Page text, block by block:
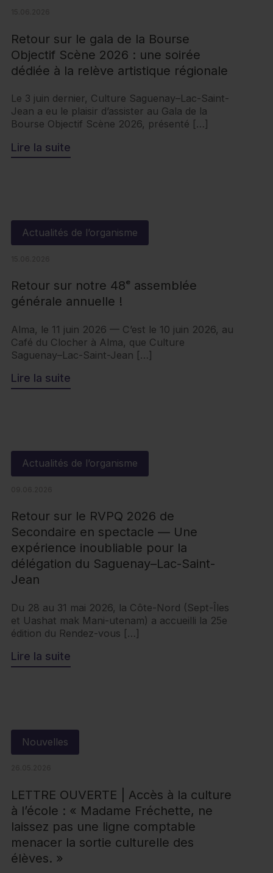
Retour sur le gala de la Bourse
Objectif Scène 2026 : une soirée
dédiée à la relève artistique régionale
Le 3 juin dernier, Culture Saguenay–Lac-Saint-
Jean a eu le plaisir d’assister au Gala de la
Bourse Objectif Scène 2026, présenté […]
Lire la suite
Actualités de l’organisme
Retour sur notre 48ᵉ assemblée
générale annuelle !
Alma, le 11 juin 2026 — C’est le 10 juin 2026, au
Café du Clocher à Alma, que Culture
Saguenay–Lac-Saint-Jean […]
Lire la suite
Actualités de l’organisme
Retour sur le RVPQ 2026 de
Secondaire en spectacle — Une
expérience inoubliable pour la
délégation du Saguenay–Lac-Saint-
Jean
Du 28 au 31 mai 2026, la Côte-Nord (Sept-Îles
et Uashat mak Mani-utenam) a accueilli la 25e
édition du Rendez-vous […]
Lire la suite
Nouvelles
LETTRE OUVERTE | Accès à la culture
à l’école : « Madame Fréchette, ne
laissez pas une ligne comptable
menacer la sortie culturelle des
élèves. »